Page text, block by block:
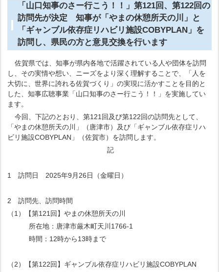
「山口知事のさー行こう！！」第121回、第122回の
訪問先が決定 知事が「やまの休憩所天の川 」と
「ギャンブル依存症リハビリ施設COBYPLAN 」を
訪問し、県民の方と意見交換を行います
佐賀県では、知事が県内各地で活躍されている人や団体を訪問
し、その実情や想い、ニーズをより深く理解することで、「人を
大切に、世界に誇れる佐賀づくり」の実現に活かすことを目的と
した、知事広聴事業「山口知事のさー行こう！！」を実施してい
ます。
今回、下記のとおり、第121回及び第122回の訪問先として、
「やまの休憩所天の川」（唐津市）及び「ギャンブル依存症リハ
ビリ施設COBYPLAN」（佐賀市）を訪問します。
記
1 訪問日 2025年9月26日（金曜日）
2 訪問先、訪問時間
（1）【第121回】やまの休憩所天の川
所在地：唐津市厳木町天川1766-1
時間：12時から13時まで
（2）【第122回】ギャンブル依存症リハビリ施設COBYPLAN